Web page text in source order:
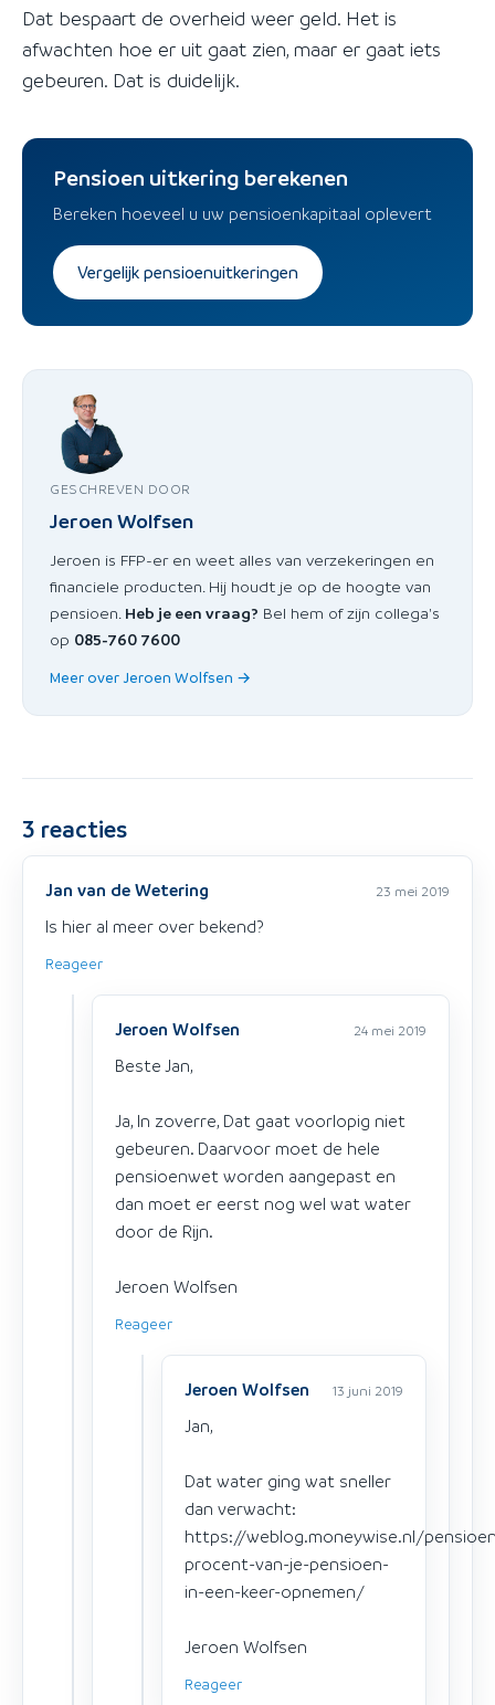
Dat bespaart de overheid weer geld. Het is
afwachten hoe er uit gaat zien, maar er gaat iets
gebeuren. Dat is duidelijk.
Pensioen uitkering berekenen
Bereken hoeveel u uw pensioenkapitaal oplevert
Vergelijk pensioenuitkeringen
GESCHREVEN DOOR
Jeroen Wolfsen
Jeroen is FFP-er en weet alles van verzekeringen en
financiele producten. Hij houdt je op de hoogte van
pensioen. Heb je een vraag? Bel hem of zijn collega's
op 085-760 7600
Meer over Jeroen Wolfsen →
3 reacties
Jan van de Wetering 23 mei 2019
Is hier al meer over bekend?
Reageer
Jeroen Wolfsen 24 mei 2019
Beste Jan,
Ja, In zoverre, Dat gaat voorlopig niet
gebeuren. Daarvoor moet de hele
pensioenwet worden aangepast en
dan moet er eerst nog wel wat water
door de Rijn.
Jeroen Wolfsen
Reageer
Jeroen Wolfsen 13 juni 2019
Jan,
Dat water ging wat sneller
dan verwacht:
https://weblog.moneywise.nl/
procent-van-je-pensioen-
in-een-keer-opnemen/
Jeroen Wolfsen
Reageer